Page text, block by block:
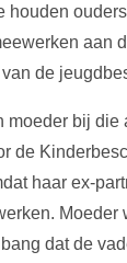
houden
aan
de
moeder bij die
de
haar ex-
Moeder
dat de